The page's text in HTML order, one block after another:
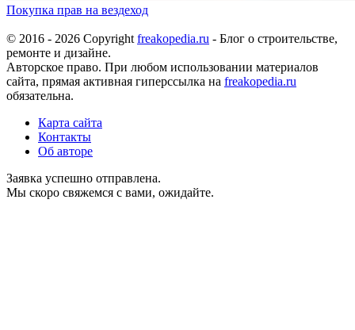
Покупка прав на вездеход
© 2016 - 2026 Copyright freakopedia.ru - Блог о строительстве,
ремонте и дизайне.
Авторское право. При любом использовании материалов
сайта, прямая активная гиперссылка на freakopedia.ru
обязательна.
Карта сайта
Контакты
Об авторе
Заявка успешно отправлена.
Мы скоро свяжемся с вами, ожидайте.